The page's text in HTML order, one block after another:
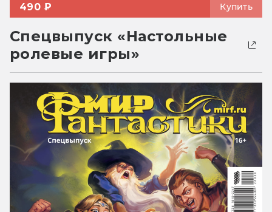
490 ₽ Купить
Спецвыпуск «Настольные
ролевые игры»